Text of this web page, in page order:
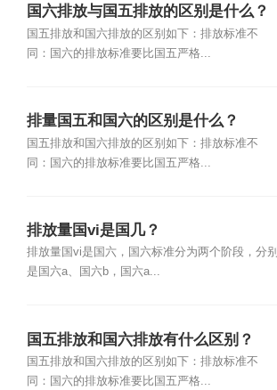
国六排放与国五排放的区别是什么？
国五排放和国六排放的区别如下：排放标准不
同：国六的排放标准要比国五严格...
排量国五和国六的区别是什么？
国五排放和国六排放的区别如下：排放标准不
同：国六的排放标准要比国五严格...
排放量国vi是国几？
排放量国vi是国六，国六标准分为两个阶段，分别
是国六a、国六b，国六a...
国五排放和国六排放有什么区别？
国五排放和国六排放的区别如下：排放标准不
同：国六的排放标准要比国五严格...